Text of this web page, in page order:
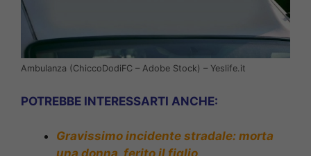
Ambulanza (ChiccoDodiFC – Adobe Stock) – Yeslife.it
POTREBBE INTERESSARTI ANCHE:
Gravissimo incidente stradale: morta